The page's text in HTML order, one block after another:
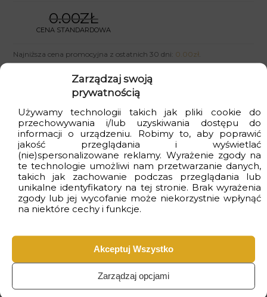
Zarządzaj swoją
prywatnością
Używamy technologii takich jak pliki cookie do
przechowywania i/lub uzyskiwania dostępu do
informacji o urządzeniu. Robimy to, aby poprawić
jakość przeglądania i wyświetlać
(nie)spersonalizowane reklamy. Wyrażenie zgody na
te technologie umożliwi nam przetwarzanie danych,
takich jak zachowanie podczas przeglądania lub
unikalne identyfikatory na tej stronie. Brak wyrażenia
zgody lub jej wycofanie może niekorzystnie wpłynąć
na niektóre cechy i funkcje.
Akceptuj Wszystko
Zarządzaj opcjami
0.00ZŁ
CENA STANDARDOWA
Najniższa cena promocyjna z ostatnich 30 dni: 0.00zł
Dodaj do koszyka
Kupujesz bezpiecznie : produkt polski i
ekologiczny
od 2 do 4 dniroboczych
Opinie Klientów